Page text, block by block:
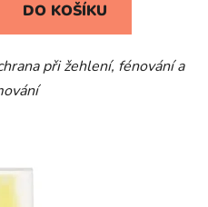
DO KOŠÍKU
při žehlení, fénování a